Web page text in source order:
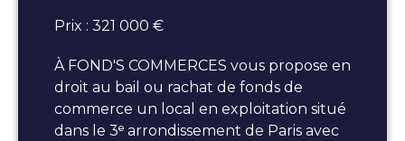
Prix : 321 000 €
À FOND'S COMMERCES vous propose en
droit au bail ou rachat de fonds de
commerce un local en exploitation situé
dans le 3ᵉ arrondissement de Paris avec